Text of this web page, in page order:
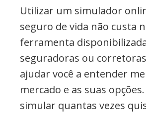
Utilizar um simulador
seguro de vida não custa
ferramenta
seguradoras ou
ajudar você a entender
mercado e as suas
simular quantas vezes